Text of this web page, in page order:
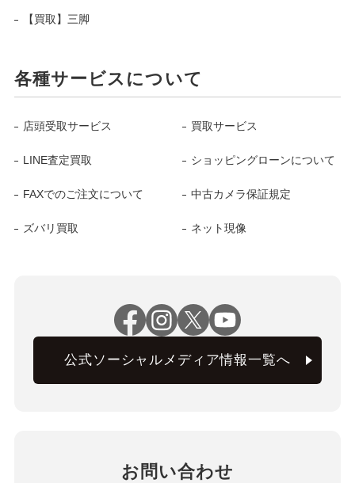
【買取】三脚
各種サービスについて
店頭受取サービス 買取サービス
LINE査定買取 ショッピングローンについて
FAXでのご注文について 中古カメラ保証規定
ズバリ買取 ネット現像
公式ソーシャルメディア情報一覧へ
お問い合わせ